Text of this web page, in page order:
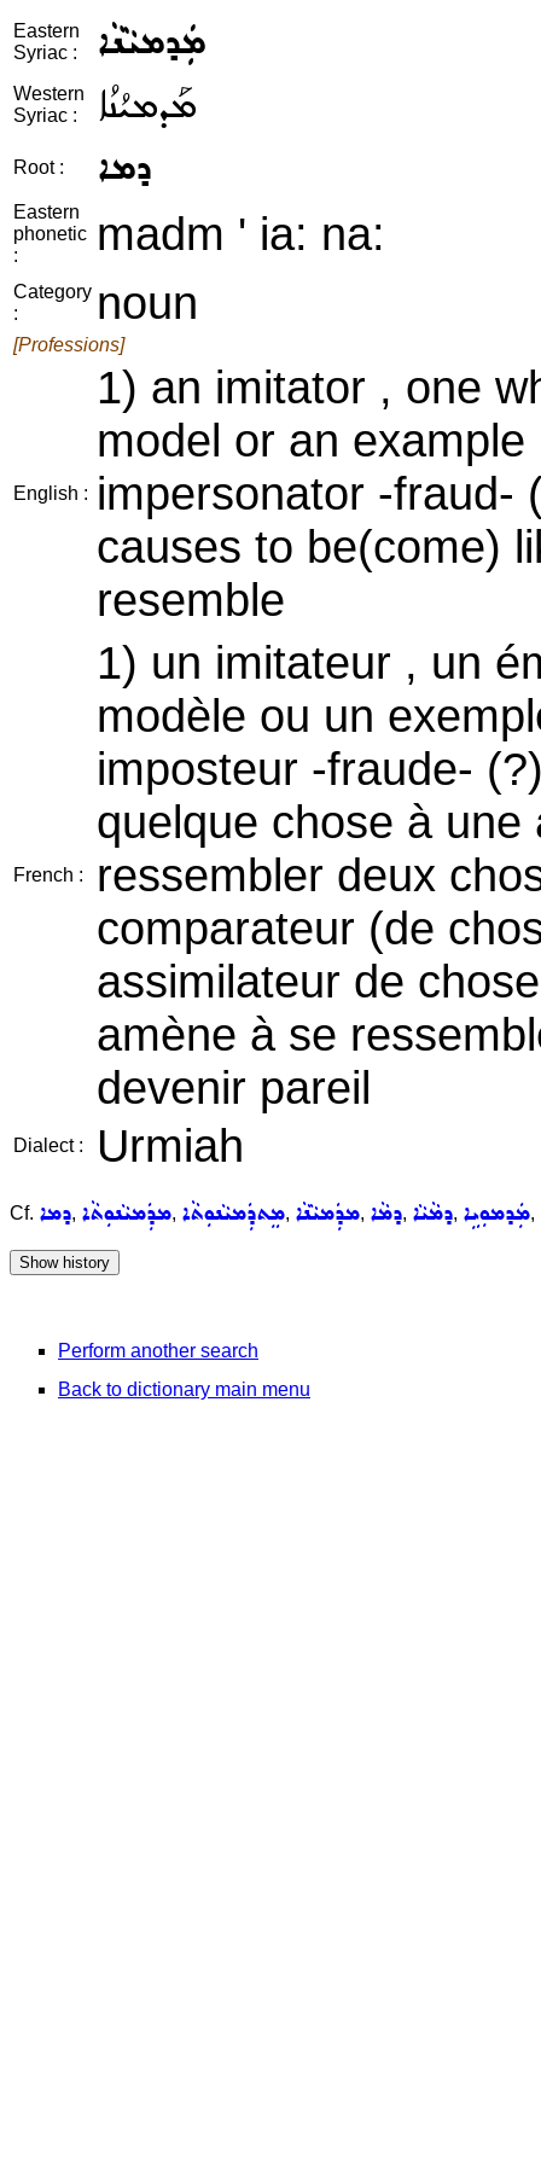
Eastern
Syriac :
ܡܲܕܡܝܵܢܵܐ
Western
Syriac :
ܡܰܕܡܝܳܢܳܐ
Root : ܕܡܐ
Eastern
phonetic
:
madm ' ia: na:
Category
:
noun
[Professions]
English :
1) an imitator , one
model or an
impersonator -fraud-
causes to be(come)
resemble
French :
1) un imitateur , un
modèle ou un
imposteur -fraude-
quelque chose à
ressembler deux
comparateur (de
assimilateur de
amène à se
devenir pareil
Dialect : Urmiah
Cf. ܕܡܐ, ܡܕܲܡܝܵܢܘܼܬܵܐ, ܡܸܬܕܲܡܝܵܢܘܼܬܵܐ, ܡܕܲܡܝܵܢܵܐ, ܕܡܵܐ, ܕܡܵܝܵܐ, ܡܲܕܡܘܼܝܹܐ,
Perform another search
Back to dictionary main menu